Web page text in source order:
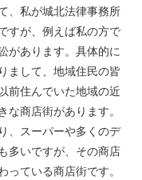
、私が城北法律事務所
すが、例えば私の方で
があります。具体的に
まして、地域住民の皆
前住んでいた地域の近
商店街があります。
、スーパーや多くのデ
多いですが、その商店
ている商店街です。